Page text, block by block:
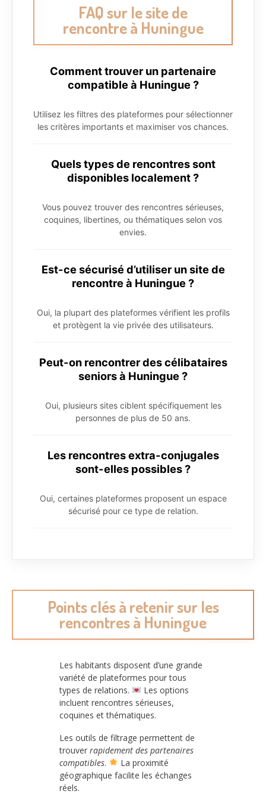
FAQ sur le site de
rencontre à Huningue
Comment trouver un partenaire
compatible à Huningue ?
Utilisez les filtres des plateformes pour sélectionner
les critères importants et maximiser vos chances.
Quels types de rencontres sont
disponibles localement ?
Vous pouvez trouver des rencontres sérieuses,
coquines, libertines, ou thématiques selon vos
envies.
Est-ce sécurisé d’utiliser un site de
rencontre à Huningue ?
Oui, la plupart des plateformes vérifient les profils
et protègent la vie privée des utilisateurs.
Peut-on rencontrer des célibataires
seniors à Huningue ?
Oui, plusieurs sites ciblent spécifiquement les
personnes de plus de 50 ans.
Les rencontres extra-conjugales
sont-elles possibles ?
Oui, certaines plateformes proposent un espace
sécurisé pour ce type de relation.
Points clés à retenir sur les
rencontres à Huningue
Les habitants disposent d’une grande
variété de plateformes pour tous
types de relations.
Les options
incluent rencontres sérieuses,
coquines et thématiques.
Les outils de filtrage permettent de
trouver rapidement des partenaires
compatibles.
La proximité
géographique facilite les échanges
réels.